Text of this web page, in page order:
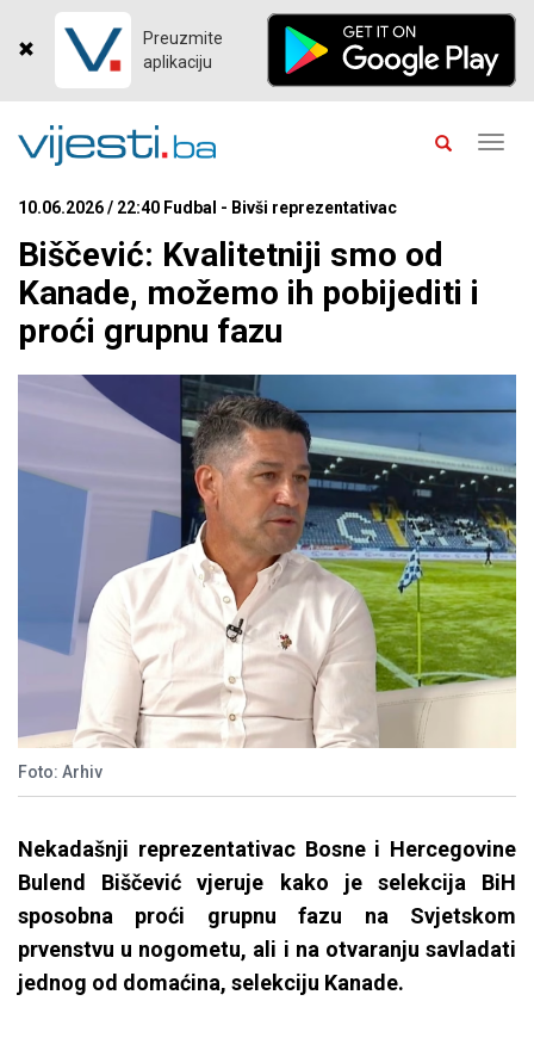
Preuzmite
aplikaciju
10.06.2026 / 22:40 Fudbal - Bivši reprezentativac
Biščević: Kvalitetniji smo od
Kanade, možemo ih pobijediti i
proći grupnu fazu
Foto: Arhiv
Nekadašnji reprezentativac Bosne i Hercegovine
Bulend Biščević vjeruje kako je selekcija BiH
sposobna proći grupnu fazu na Svjetskom
prvenstvu u nogometu, ali i na otvaranju savladati
jednog od domaćina, selekciju Kanade.